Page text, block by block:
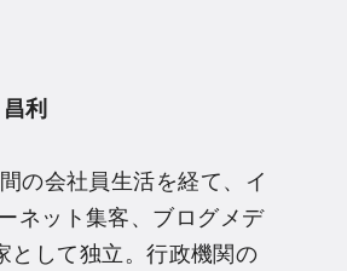
利
の会社員生活を経て、イ
ネット集客、ブログメデ
として独立。行政機関の